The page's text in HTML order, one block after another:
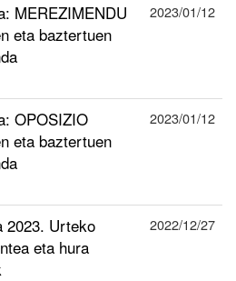
MEREZIMENDU
eta baztertuen
2023/01/12
OPOSIZIO
eta baztertuen
2023/01/12
2023. Urteko
eta hura
2022/12/27